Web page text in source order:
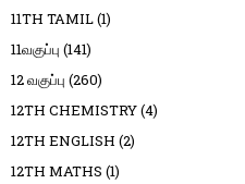
11TH TAMIL(1)
11வகுப்பு (141)
12 வகுப்பு (260)
12TH CHEMISTRY(4)
12TH ENGLISH (2)
12TH MATHS (1)